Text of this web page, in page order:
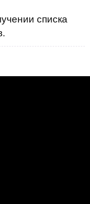
списка